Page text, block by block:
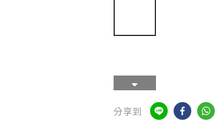
分享到